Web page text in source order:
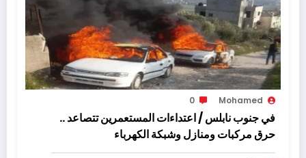
Mohamed
0
في جنوب نابلس / اعتداءات المستعمرين تتصاعد ..
حرق مركبات ومنازل وشبكة الكهرباء